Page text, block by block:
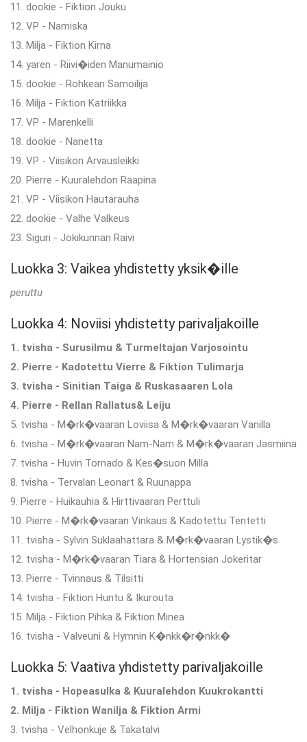
11. dookie - Fiktion Jouku
12. VP - Namiska
13. Milja - Fiktion Kirna
14. yaren - Riivi�iden Manumainio
15. dookie - Rohkean Samoilija
16. Milja - Fiktion Katriikka
17. VP - Marenkelli
18. dookie - Nanetta
19. VP - Viisikon Arvausleikki
20. Pierre - Kuuralehdon Raapina
21. VP - Viisikon Hautarauha
22. dookie - Valhe Valkeus
23. Siguri - Jokikunnan Raivi
Luokka 3: Vaikea yhdistetty yksik�ille
peruttu
Luokka 4: Noviisi yhdistetty parivaljakoille
1. tvisha - Surusilmu & Turmeltajan Varjosointu
2. Pierre - Kadotettu Vierre & Fiktion Tulimarja
3. tvisha - Sinitian Taiga & Ruskasaaren Lola
4. Pierre - Rellan Rallatus& Leiju
5. tvisha - M�rk�vaaran Loviisa & M�rk�vaaran Vanilla
6. tvisha - M�rk�vaaran Nam-Nam & M�rk�vaaran Jasmiina
7. tvisha - Huvin Tornado & Kes�suon Milla
8. tvisha - Tervalan Leonart & Ruunappa
9. Pierre - Huikauhia & Hirttivaaran Perttuli
10. Pierre - M�rk�vaaran Vinkaus & Kadotettu Tentetti
11. tvisha - Sylvin Suklaahattara & M�rk�vaaran Lystik�s
12. tvisha - M�rk�vaaran Tiara & Hortensian Jokeritar
13. Pierre - Tvinnaus & Tilsitti
14. tvisha - Fiktion Huntu & Ikurouta
15. Milja - Fiktion Pihka & Fiktion Minea
16. tvisha - Valveuni & Hymnin K�nkk�r�nkk�
Luokka 5: Vaativa yhdistetty parivaljakoille
1. tvisha - Hopeasulka & Kuuralehdon Kuukrokantti
2. Milja - Fiktion Wanilja & Fiktion Armi
3. tvisha - Velhonkuje & Takatalvi